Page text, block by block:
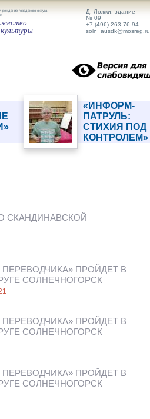
городского округа
Д. Ложки, здание
№ 09
+7 (496) 263-76-94
soln_ausdk@mosreg.ru
«ИНФОРМ-
ПАТРУЛЬ:
СТИХИЯ ПОД
КОНТРОЛЕМ»
СКАНДИНАВСКОЙ
ПРОЙДЕТ В
СОЛНЕЧНОГОРСК
ПРОЙДЕТ В
СОЛНЕЧНОГОРСК
ПРОЙДЕТ В
СОЛНЕЧНОГОРСК